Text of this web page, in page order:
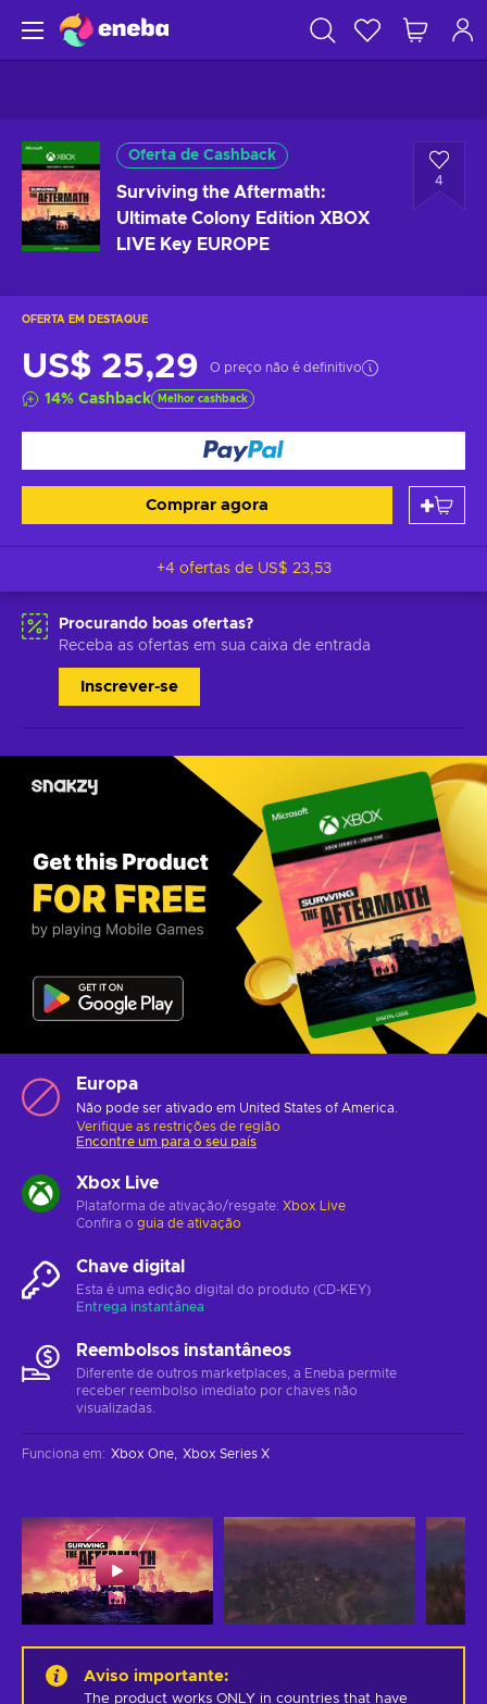
Oferta de Cashback
Surviving the Aftermath:
Ultimate Colony Edition XBOX
LIVE Key EUROPE
4
OFERTA EM DESTAQUE
US$ 25,29 O preço não é definitivo
14% Cashback Melhor cashback
Comprar agora
+4 ofertas de US$ 23,53
Procurando boas ofertas?
Receba as ofertas em sua caixa de entrada
Inscrever-se
Europa
Não pode ser ativado em United States of America.
Verifique as restrições de região
Encontre um para o seu país
Xbox Live
Plataforma de ativação/resgate: Xbox Live
Confira o guia de ativação
Chave digital
Esta é uma edição digital do produto (CD-KEY)
Entrega instantânea
Reembolsos instantâneos
Diferente de outros marketplaces, a Eneba permite
receber reembolso imediato por chaves não
visualizadas.
Funciona em: Xbox One Xbox Series X
Aviso importante:
The product works ONLY in countries that have